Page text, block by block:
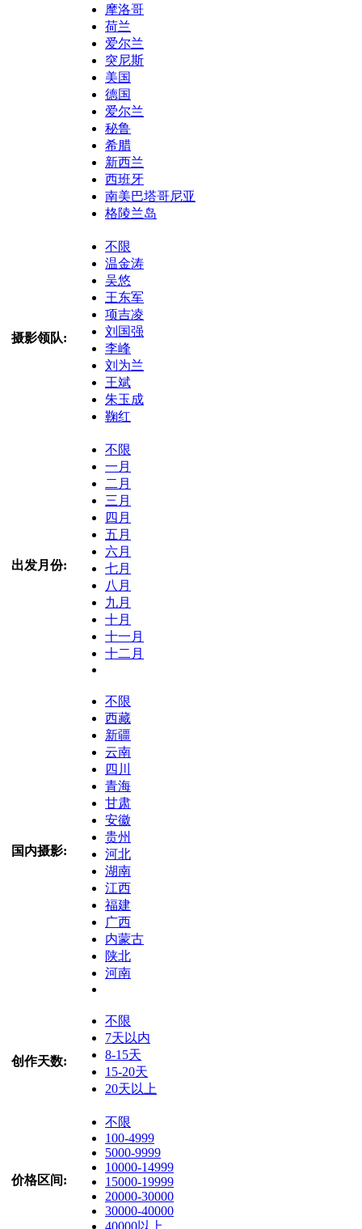
摩洛哥
荷兰
爱尔兰
突尼斯
美国
德国
爱尔兰
秘鲁
希腊
新西兰
西班牙
南美巴塔哥尼亚
格陵兰岛
摄影领队:
不限
温金涛
吴悠
王东军
项吉凌
刘国强
李峰
刘为兰
王斌
朱玉成
鞠红
出发月份:
不限
一月
二月
三月
四月
五月
六月
七月
八月
九月
十月
十一月
十二月
国内摄影:
不限
西藏
新疆
云南
四川
青海
甘肃
安徽
贵州
河北
湖南
江西
福建
广西
内蒙古
陕北
河南
创作天数:
不限
7天以内
8-15天
15-20天
20天以上
价格区间:
不限
100-4999
5000-9999
10000-14999
15000-19999
20000-30000
30000-40000
40000以上